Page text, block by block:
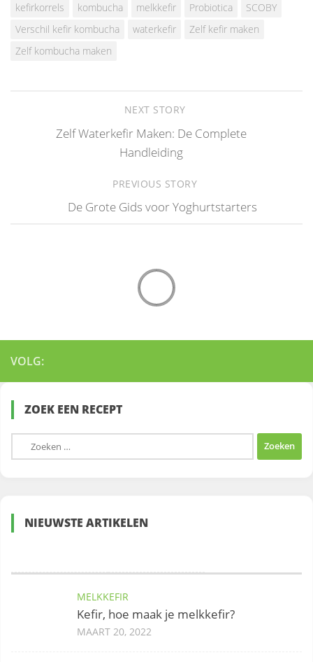
kefirkorrels
kombucha melkkefir Probiotica
SCOBY
Verschil kefir kombucha
waterkefir
Zelf kefir maken
Zelf kombucha maken
NEXT STORY
Zelf Waterkefir Maken: De Complete
Handleiding
PREVIOUS STORY
De Grote Gids voor Yoghurtstarters
VOLG:
ZOEK EEN RECEPT
Zoeken
naar:
NIEUWSTE ARTIKELEN
MELKKEFIR
Kefir, hoe maak je melkkefir?
MAART 20, 2022